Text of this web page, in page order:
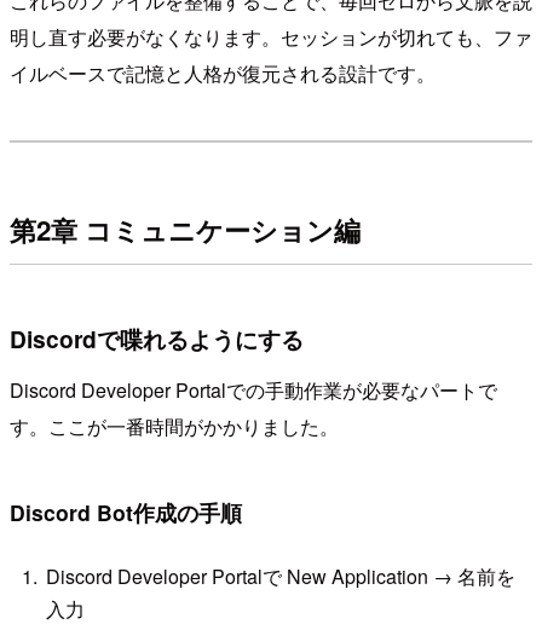
明し直す必要がなくなります。セッションが切れても、ファ
イルベースで記憶と人格が復元される設計です。
第2章 コミュニケーション編
Discordで喋れるようにする
Discord Developer Portalでの手動作業が必要なパートで
す。ここが一番時間がかかりました。
Discord Bot作成の手順
Discord Developer Portalで New Application → 名前を
入力